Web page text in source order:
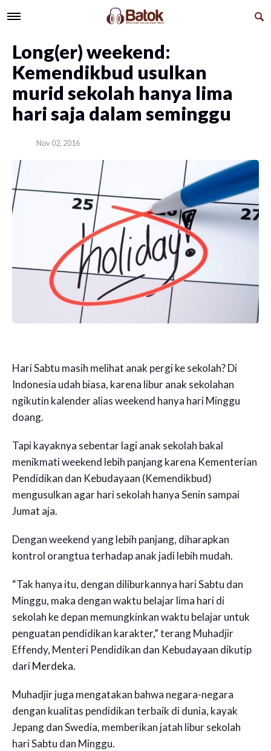
Long(er) weekend:
Kemendikbud usulkan
murid sekolah hanya lima
hari saja dalam seminggu
Nov 02, 2016
Hari Sabtu masih melihat anak pergi ke sekolah? Di
Indonesia udah biasa, karena libur anak sekolahan
ngikutin kalender alias weekend hanya hari Minggu
doang.
Tapi kayaknya sebentar lagi anak sekolah bakal
menikmati weekend lebih panjang karena Kementerian
Pendidikan dan Kebudayaan (Kemendikbud)
mengusulkan agar hari sekolah hanya Senin sampai
Jumat aja.
Dengan weekend yang lebih panjang, diharapkan
kontrol orangtua terhadap anak jadi lebih mudah.
“Tak hanya itu, dengan diliburkannya hari Sabtu dan
Minggu, maka dengan waktu belajar lima hari di
sekolah ke depan memungkinkan waktu belajar untuk
penguatan pendidikan karakter,” terang Muhadjir
Effendy, Menteri Pendidikan dan Kebudayaan dikutip
dariMerdeka.
Muhadjir juga mengatakan bahwa negara-negara
dengan kualitas pendidikan terbaik di dunia, kayak
Jepang dan Swedia, memberikan jatah libur sekolah
hari Sabtu dan Minggu.